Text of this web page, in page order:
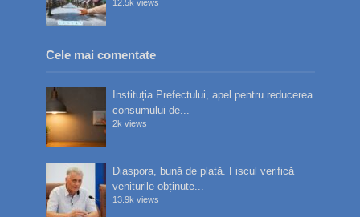
12.5k views
Cele mai comentate
Instituția Prefectului, apel pentru reducerea
consumului de...
2k views
Diaspora, bună de plată. Fiscul verifică
veniturile obținute...
13.9k views